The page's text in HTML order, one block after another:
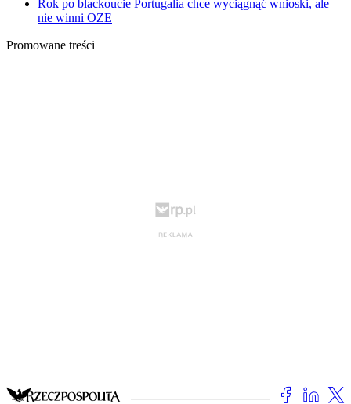
Rok po blackoucie Portugalia chce wyciągnąć wnioski, ale
nie winni OZE
Promowane treści